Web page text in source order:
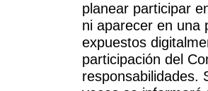
planear participar
ni aparecer en una
expuestos
participación del
responsabilidades.